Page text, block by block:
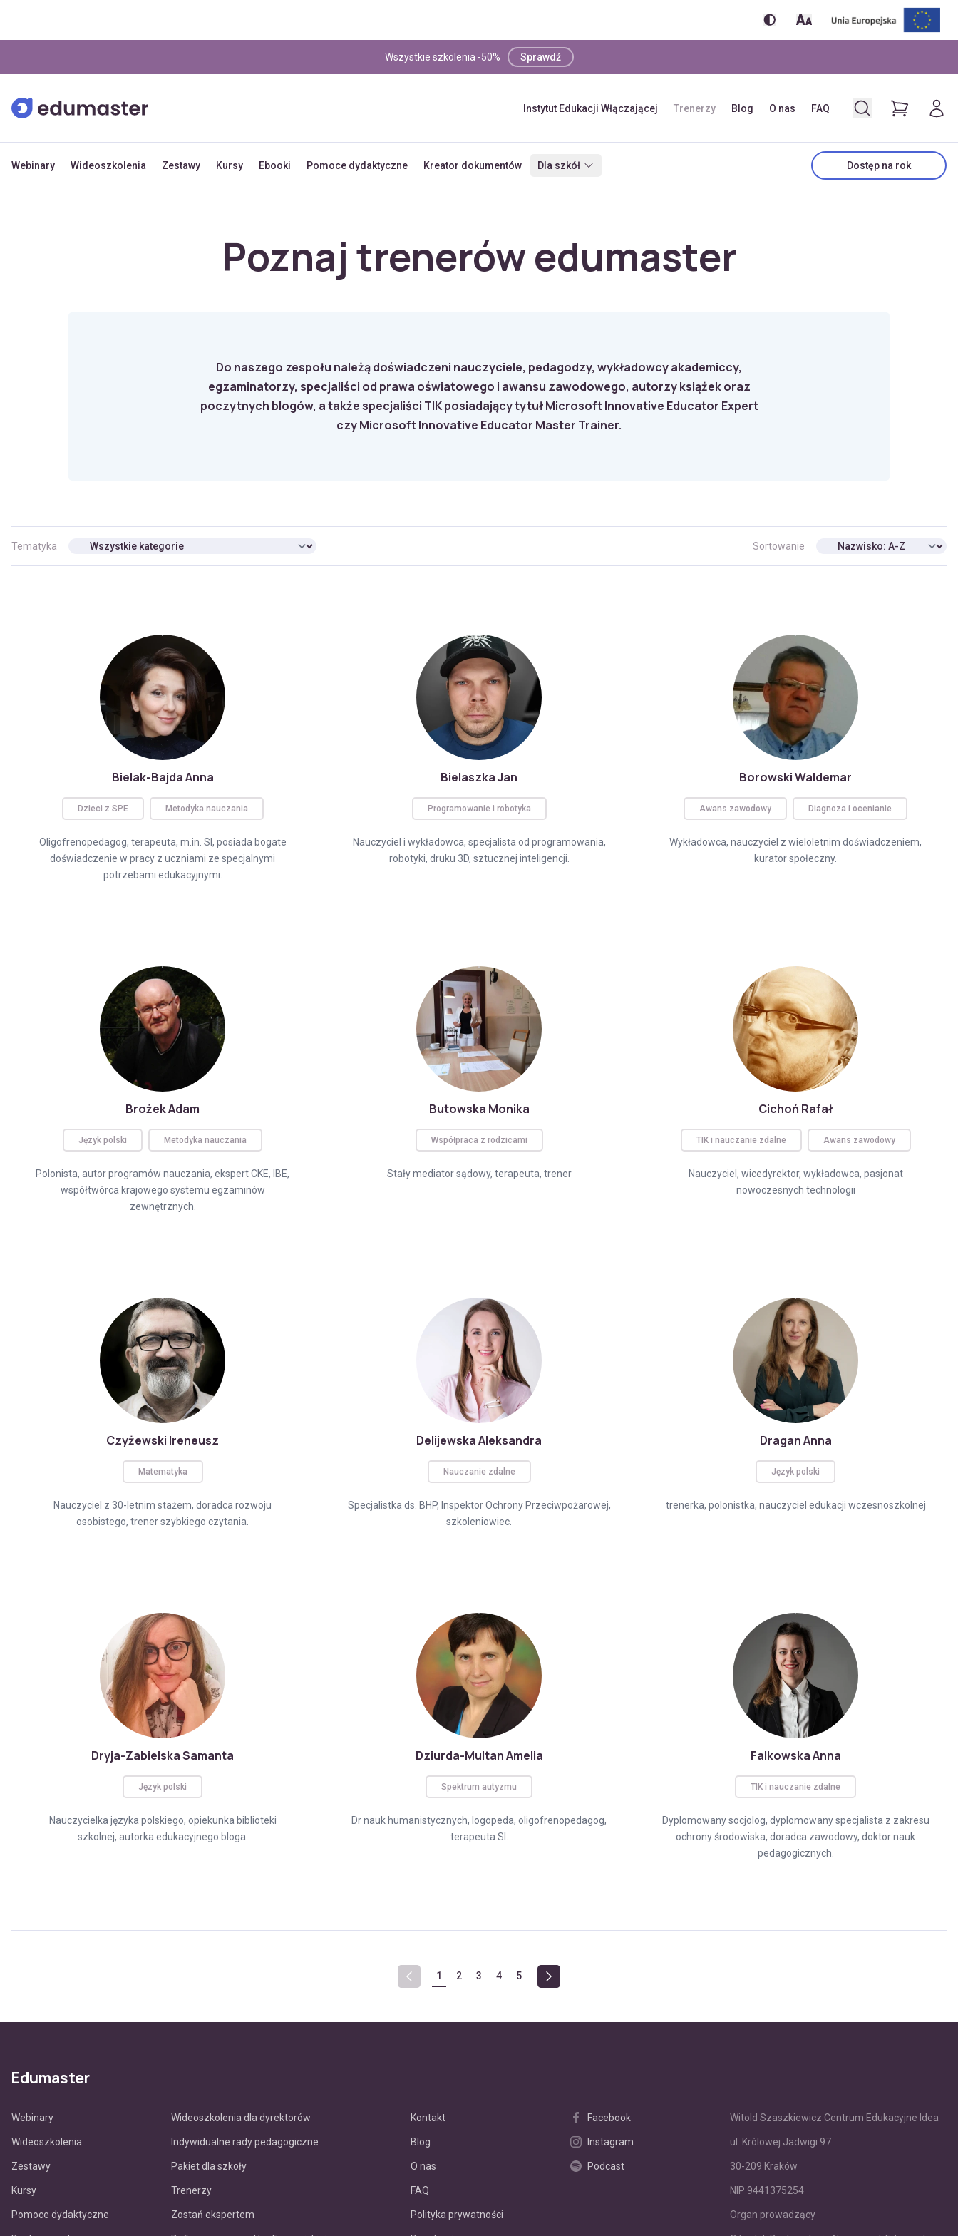
Wszystkie szkolenia -50% Sprawdź
Instytut Edukacji Włączającej Trenerzy Blog O nas FAQ
Webinary Wideoszkolenia Zestawy Kursy Ebooki Pomoce dydaktyczne Kreator dokumentów Dla szkół Dostęp na rok
Poznaj trenerów edumaster
Do naszego zespołu należą doświadczeni nauczyciele, pedagodzy, wykładowcy akademiccy,
egzaminatorzy, specjaliści od prawa oświatowego i awansu zawodowego, autorzy książek oraz
poczytnych blogów, a także specjaliści TIK posiadający tytuł Microsoft Innovative Educator Expert
czy Microsoft Innovative Educator Master Trainer.
Tematyka Sortowanie
Bielak-Bajda Anna
Dzieci z SPE Metodyka nauczania
Oligofrenopedagog, terapeuta, m.in. SI, posiada bogate
doświadczenie w pracy z uczniami ze specjalnymi
potrzebami edukacyjnymi.
Bielaszka Jan
Programowanie i robotyka
Nauczyciel i wykładowca, specjalista od programowania,
robotyki, druku 3D, sztucznej inteligencji.
Borowski Waldemar
Awans zawodowy Diagnoza i ocenianie
Wykładowca, nauczyciel z wieloletnim doświadczeniem,
kurator społeczny.
Brożek Adam
Język polski Metodyka nauczania
Polonista, autor programów nauczania, ekspert CKE, IBE,
współtwórca krajowego systemu egzaminów
zewnętrznych.
Butowska Monika
Współpraca z rodzicami
Stały mediator sądowy, terapeuta, trener
Cichoń Rafał
TIK i nauczanie zdalne Awans zawodowy
Nauczyciel, wicedyrektor, wykładowca, pasjonat
nowoczesnych technologii
Czyżewski Ireneusz
Matematyka
Nauczyciel z 30-letnim stażem, doradca rozwoju
osobistego, trener szybkiego czytania.
Delijewska Aleksandra
Nauczanie zdalne
Specjalistka ds. BHP, Inspektor Ochrony Przeciwpożarowej,
szkoleniowiec.
Dragan Anna
Język polski
trenerka, polonistka, nauczyciel edukacji wczesnoszkolnej
Dryja-Zabielska Samanta
Język polski
Nauczycielka języka polskiego, opiekunka biblioteki
szkolnej, autorka edukacyjnego bloga.
Dziurda-Multan Amelia
Spektrum autyzmu
Dr nauk humanistycznych, logopeda, oligofrenopedagog,
terapeuta SI.
Falkowska Anna
TIK i nauczanie zdalne
Dyplomowany socjolog, dyplomowany specjalista z zakresu
ochrony środowiska, doradca zawodowy, doktor nauk
pedagogicznych.
1 2 3 4 5
Edumaster
Webinary
Wideoszkolenia
Zestawy
Kursy
Pomoce dydaktyczne
Wideoszkolenia dla dyrektorów
Indywidualne rady pedagogiczne
Pakiet dla szkoły
Trenerzy
Zostań ekspertem
Kontakt
Blog
O nas
FAQ
Polityka prywatności
Facebook
Instagram
Podcast
Witold Szaszkiewicz Centrum Edukacyjne Idea
ul. Królowej Jadwigi 97
30-209 Kraków
NIP 9441375254
Organ prowadzący